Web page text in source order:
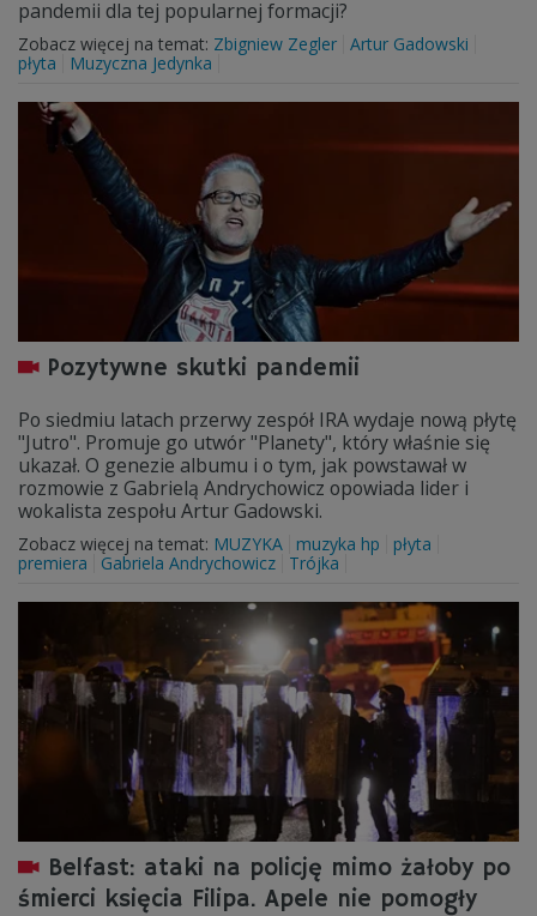
pandemii dla tej popularnej formacji?
Zobacz więcej na temat: Zbigniew Zegler Artur Gadowski
płyta
Muzyczna Jedynka
Pozytywne skutki pandemii
Po siedmiu latach przerwy zespół IRA wydaje nową płytę
"Jutro". Promuje go utwór "Planety", który właśnie się
ukazał. O genezie albumu i o tym, jak powstawał w
rozmowie z Gabrielą Andrychowicz opowiada lider i
wokalista zespołu Artur Gadowski.
Zobacz więcej na temat: MUZYKA muzyka hp
płyta
premiera
Gabriela Andrychowicz Trójka
Belfast: ataki na policję mimo żałoby po
śmierci księcia Filipa. Apele nie pomogły